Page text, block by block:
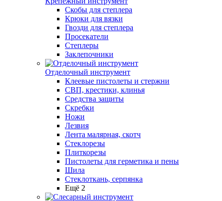
Скобы для степлера
Крюки для вязки
Гвозди для степлера
Просекатели
Степлеры
Заклепочники
Отделочный инструмент
Клеевые пистолеты и стержни
СВП, крестики, клинья
Средства защиты
Скребки
Ножи
Лезвия
Лента малярная, скотч
Стеклорезы
Плиткорезы
Пистолеты для герметика и пены
Шила
Стеклоткань, серпянка
Ещё 2